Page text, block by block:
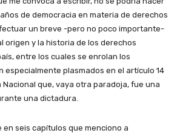
de democracia en materia de derechos
un breve -pero no poco importante-
origen y la historia de los derechos
entre los cuales se enrolan los
especialmente plasmados en el artículo 14
que, vaya otra paradoja, fue una
una dictadura.
en seis capítulos que menciono a